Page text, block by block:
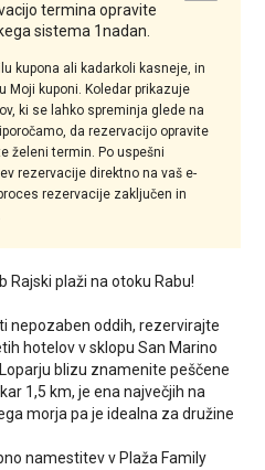
termina opravite
sistema 1nadan.
kupona ali kadarkoli kasneje, in
Moji kuponi. Koledar prikazuje
ki se lahko spreminja glede na
da rezervacijo opravite
želeni termin. Po uspešni
rezervacije direktno na vaš e-
rezervacije zaključen in
Rajski plaži na otoku Rabu!
nepozaben oddih, rezervirajte
hotelov v sklopu San Marino
blizu znamenite peščene
1,5 km, je ena največjih na
morja pa je idealna za družine
namestitev v Plaža Family